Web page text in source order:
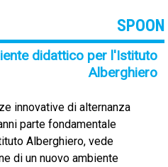
SPOON
didattico per l'Istituto
Alberghiero
innovative di alternanza
parte fondamentale
Alberghiero, vede
di un nuovo ambiente